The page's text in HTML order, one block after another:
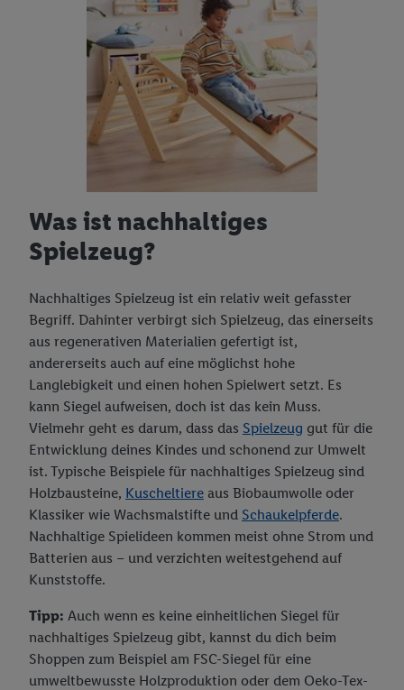
Was ist nachhaltiges
Spielzeug?
Nachhaltiges Spielzeug ist ein relativ weit gefasster
Begriff. Dahinter verbirgt sich Spielzeug, das einerseits
aus regenerativen Materialien gefertigt ist,
andererseits auch auf eine möglichst hohe
Langlebigkeit und einen hohen Spielwert setzt. Es
kann Siegel aufweisen, doch ist das kein Muss.
Vielmehr geht es darum, dass das Spielzeug gut für die
Entwicklung deines Kindes und schonend zur Umwelt
ist. Typische Beispiele für nachhaltiges Spielzeug sind
Holzbausteine, Kuscheltiere aus Biobaumwolle oder
Klassiker wie Wachsmalstifte und Schaukelpferde.
Nachhaltige Spielideen kommen meist ohne Strom und
Batterien aus – und verzichten weitestgehend auf
Kunststoffe.
Tipp: Auch wenn es keine einheitlichen Siegel für
nachhaltiges Spielzeug gibt, kannst du dich beim
Shoppen zum Beispiel am FSC-Siegel für eine
umweltbewusste Holzproduktion oder dem Oeko-Tex-